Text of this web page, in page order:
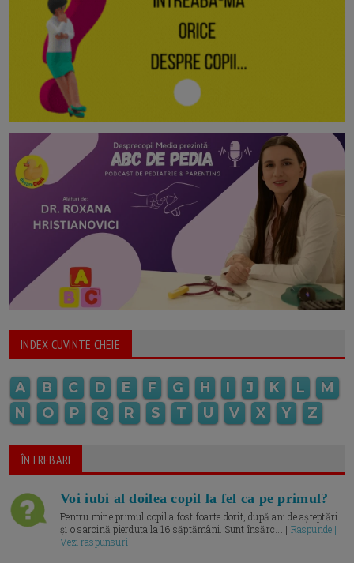
INDEX CUVINTE CHEIE
A B C D E F G H I J K L
M
N
O P Q R S T U V X Y Z
ÎNTREBARI
Voi iubi al doilea copil la fel ca pe primul?
Pentru mine primul copil a fost foarte dorit, după ani de așteptări
și o sarcină pierduta la 16 săptămâni. Sunt însărc... | Raspunde |
Vezi raspunsuri